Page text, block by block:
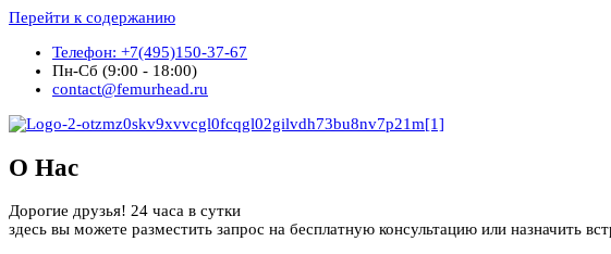
Перейти к содержанию
Телефон: +7(495)150-37-67
Пн-Сб (9:00 - 18:00)
contact@femurhead.ru
О Нас
Дорогие друзья! 24 часа в сутки
здесь вы можете разместить запрос на бесплатную консультацию или назначить